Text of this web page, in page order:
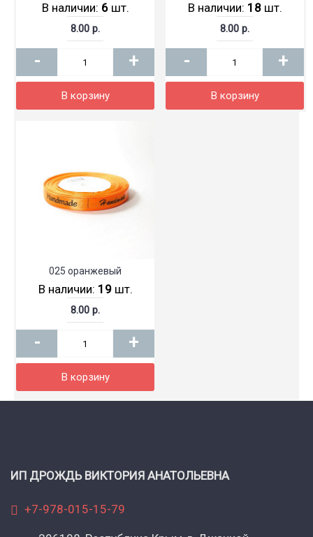
В наличии: 6шт.
8.00 р.
- +
В корзину
В наличии: 18шт.
8.00 р.
- +
В корзину
025 оранжевый
В наличии: 19шт.
8.00 р.
- +
В корзину
ИП ДРОЖДЬ ВИКТОРИЯ АНАТОЛЬЕВНА
+7-978-015-15-79